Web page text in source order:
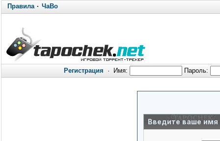
Правила· ЧаВо
Регистрация · Имя: Пароль:
Введите ваше имя